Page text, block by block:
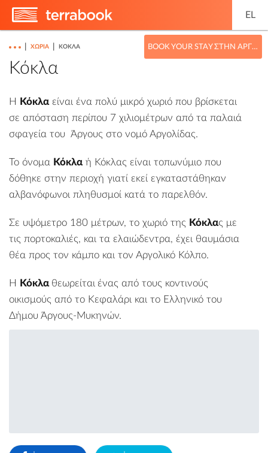
EL
BOOK YOUR STAY ΣΤΗΝ ΑΡΓΟΛΊΔΑ
ΧΩΡΙΆ ΚΌΚΛΑ
Κόκλα
Η Κόκλαείναι ένα πολύ μικρό χωριό που βρίσκεται
σε απόσταση περίπου 7 χιλιομέτρων από τα παλαιά
σφαγεία του Άργους στο νομό Αργολίδας.
Το όνομα Κόκλαή Κόκλας είναι τοπωνύμιο που
δόθηκε στην περιοχή γιατί εκεί εγκαταστάθηκαν
αλβανόφωνοι πληθυσμοί κατά το παρελθόν.
Σε υψόμετρο 180 μέτρων, το χωριό της Κόκλας με
τις πορτοκαλιές, και τα ελαιώδεντρα, έχει θαυμάσια
θέα προς τον κάμπο και τον Αργολικό Κόλπο.
Η Κόκλα θεωρείται ένας από τους κοντινούς
οικισμούς από το Κεφαλάρι και το Ελληνικό του
Δήμου Άργους-Μυκηνών.